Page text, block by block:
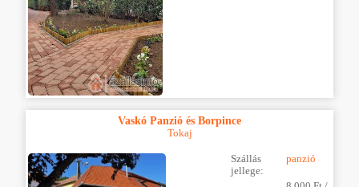
Vaskó Panzió és Borpince
Tokaj
Szállás
jellege:
panzió